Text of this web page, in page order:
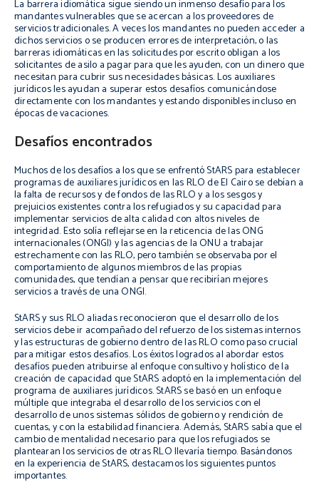
La barrera idiomática sigue siendo un inmenso desafío para los
mandantes vulnerables que se acercan a los proveedores de
servicios tradicionales. A veces los mandantes no pueden acceder a
dichos servicios o se producen errores de interpretación, o las
barreras idiomáticas en las solicitudes por escrito obligan a los
solicitantes de asilo a pagar para que les ayuden, con un dinero que
necesitan para cubrir sus necesidades básicas. Los auxiliares
jurídicos les ayudan a superar estos desafíos comunicándose
directamente con los mandantes y estando disponibles incluso en
épocas de vacaciones.
Desafíos encontrados
Muchos de los desafíos a los que se enfrentó StARS para establecer
programas de auxiliares jurídicos en las RLO de El Cairo se debían a
la falta de recursos y de fondos de las RLO y a los sesgos y
prejuicios existentes contra los refugiados y su capacidad para
implementar servicios de alta calidad con altos niveles de
integridad. Esto solía reflejarse en la reticencia de las ONG
internacionales (ONGI) y las agencias de la ONU a trabajar
estrechamente con las RLO, pero también se observaba por el
comportamiento de algunos miembros de las propias
comunidades, que tendían a pensar que recibirían mejores
servicios a través de una ONGI.
StARS y sus RLO aliadas reconocieron que el desarrollo de los
servicios debe ir acompañado del refuerzo de los sistemas internos
y las estructuras de gobierno dentro de las RLO como paso crucial
para mitigar estos desafíos. Los éxitos logrados al abordar estos
desafíos pueden atribuirse al enfoque consultivo y holístico de la
creación de capacidad que StARS adoptó en la implementación del
programa de auxiliares jurídicos. StARS se basó en un enfoque
múltiple que integraba el desarrollo de los servicios con el
desarrollo de unos sistemas sólidos de gobierno y rendición de
cuentas, y con la estabilidad financiera. Además, StARS sabía que el
cambio de mentalidad necesario para que los refugiados se
plantearan los servicios de otras RLO llevaría tiempo. Basándonos
en la experiencia de StARS, destacamos los siguientes puntos
importantes.